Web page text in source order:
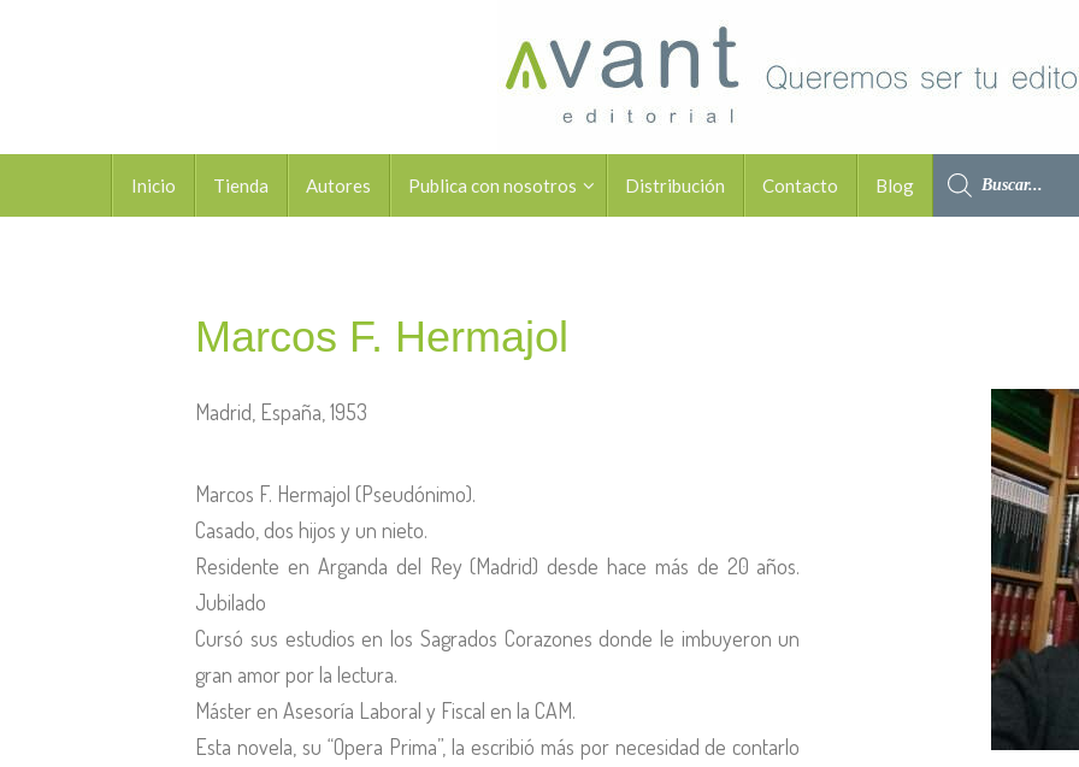
Inicio Tienda Autores Publica con nosotros Distribución Contacto Blog
Marcos F. Hermajol
Madrid, España, 1953
Marcos F. Hermajol (Pseudónimo).
Casado, dos hijos y un nieto.
Residente en Arganda del Rey (Madrid) desde hace más de 20 años.
Jubilado
Cursó sus estudios en los Sagrados Corazones donde le imbuyeron un
gran amor por la lectura.
Máster en Asesoría Laboral y Fiscal en la CAM.
Esta novela, su “Opera Prima”, la escribió más por necesidad de contarlo